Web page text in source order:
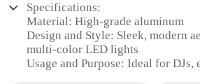
Specifications:
Material: High-grade aluminum
Design and Style: Sleek, modern
multi-color LED lights
Usage and Purpose: Ideal for DJs,